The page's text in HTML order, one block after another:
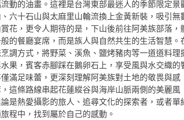
動的油畫。這裡是台灣東部最迷人的季節限定景
十石山與太麻里山輪流換上金黃新裝，吸引無
花，更令人期待的是，下山後前往阿美族部落，
的餐廳宴席，而是族人與自然共生的生活智慧。
調方式，將野菜、溪魚、鹽烤豬肉等一道道料理
果，賓客赤腳踩在鵝卵石上，享受風與水交織的
滿足味蕾，更深刻理解阿美族對土地的敬畏與感
這條路線串起花蓮縱谷與海岸山脈兩側的美麗風
是熱愛攝影的旅人、追尋文化的探索者，或者單
程中，找到屬於自己的感動。